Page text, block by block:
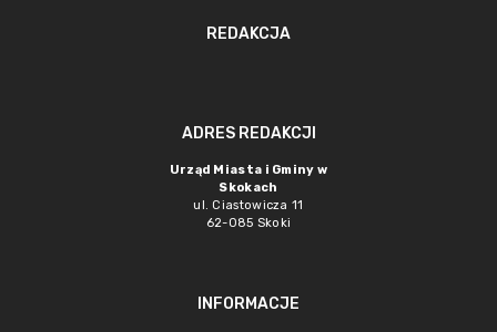
REDAKCJA
ADRES REDAKCJI
Urząd Miasta i Gminy w
Skokach
ul. Ciastowicza 11
62-085 Skoki
INFORMACJE